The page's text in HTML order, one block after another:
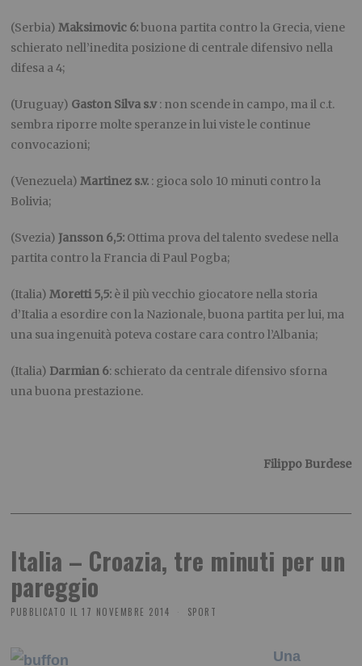
(Serbia)Maksimovic 6:buona partita contro la Grecia, viene
schierato nell’inedita posizione di centrale difensivo nella
difesa a 4;
(Uruguay) Gaston Silva s.v: non scende in campo, ma il c.t.
sembra riporre molte speranze in lui viste le continue
convocazioni;
(Venezuela)Martinez s.v. : gioca solo 10 minuti contro la
Bolivia;
(Svezia) Jansson 6,5: Ottima prova del talento svedese nella
partita contro la Francia di Paul Pogba;
(Italia)Moretti 5,5: è il più vecchio giocatore nella storia
d’Italia a esordire con la Nazionale, buona partita per lui, ma
una sua ingenuità poteva costare cara contro l’Albania;
(Italia) Darmian 6: schierato da centrale difensivo sforna
una buona prestazione.
Filippo Burdese
Italia – Croazia, tre minuti per un
pareggio
PUBBLICATO IL 17 NOVEMBRE 2014 SPORT
Una